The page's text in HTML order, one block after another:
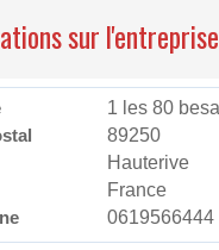
sur
1 les 80
89250
Hauterive
France
0619566444